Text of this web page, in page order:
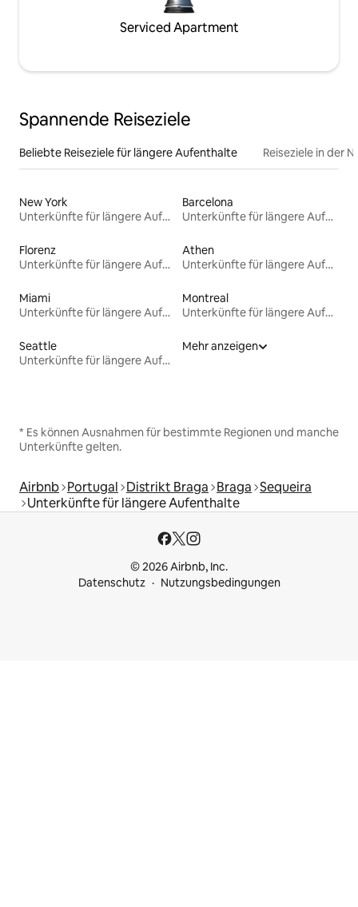
Serviced Apartment
Spannende Reiseziele
Beliebte Reiseziele für längere Aufenthalte Reiseziele in der
New York
Unterkünfte für längere Aufenthalte
Barcelona
Unterkünfte für längere Aufenthalte
Florenz
Unterkünfte für längere Aufenthalte
Athen
Unterkünfte für längere Aufenthalte
Miami
Unterkünfte für längere Aufenthalte
Montreal
Unterkünfte für längere Aufenthalte
Seattle
Unterkünfte für längere Aufenthalte
Mehr anzeigen
* Es können Ausnahmen für bestimmte Regionen und manche
Unterkünfte gelten.
Airbnb Portugal Distrikt Braga Braga Sequeira
Unterkünfte für längere Aufenthalte
© 2026 Airbnb, Inc.
Datenschutz
Nutzungsbedingungen